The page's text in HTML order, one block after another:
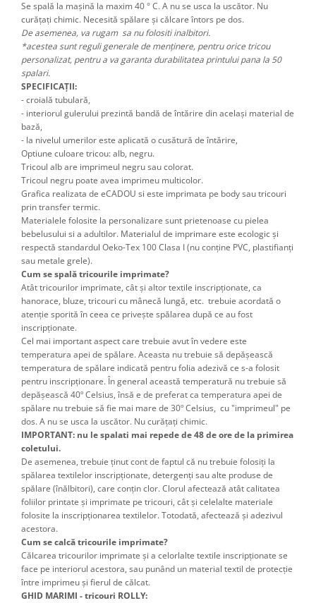
Se spală la mașină la maxim 40 ° C. A nu se usca la uscător. Nu
curățați chimic. Necesită spălare și călcare întors pe dos.
De asemenea, va rugam sa nu folositi inalbitori.
*acestea sunt reguli generale de menținere, pentru orice tricou
personalizat, pentru a va garanta durabilitatea printului pana la 50
spalari.
SPECIFICAȚII:
- croială tubulară,
- interiorul gulerului prezintă bandă de întărire din același material de
bază,
- la nivelul umerilor este aplicată o cusătură de întărire,
Optiune culoare tricou: alb, negru.
Tricoul alb are imprimeul negru sau colorat.
Tricoul negru poate avea imprimeu multicolor.
Grafica realizata de eCADOU si este imprimata pe body sau tricouri
prin transfer termic.
Materialele folosite la personalizare sunt prietenoase cu pielea
bebelusului si a adultilor. Materialul de imprimare este ecologic și
respectă standardul Oeko-Tex 100 Clasa I (nu conține PVC, plastifianți
sau metale grele).
Cum se spală tricourile imprimate?
Atât tricourilor imprimate, cât şi altor textile inscripţionate, ca
hanorace, bluze, tricouri cu mânecă lungă, etc. trebuie acordată o
atenţie sporită în ceea ce priveşte spălarea după ce au fost
inscripţionate.
Cel mai important aspect care trebuie avut în vedere este
temperatura apei de spălare. Aceasta nu trebuie să depăşească
temperatura de spălare indicată pentru folia adezivă ce s-a folosit
pentru inscripţionare. În general această temperatură nu trebuie să
depăşească 40º Celsius, însă e de preferat ca temperatura apei de
spălare nu trebuie să fie mai mare de 30º Celsius, cu "imprimeul" pe
dos. A nu se usca la uscător. Nu curățați chimic.
IMPORTANT: nu le spalati mai repede de 48 de ore de la primirea
coletului.
De asemenea, trebuie ţinut cont de faptul că nu trebuie folosiţi la
spălarea textilelor inscripţionate, detergenţi sau alte produse de
spălare (înălbitori), care conţin clor. Clorul afectează atât calitatea
foliilor printate şi imprimate pe tricouri, cât şi celelalte materiale
folosite la inscripţionarea textilelor. Totodată, afectează şi adezivul
acestora.
Cum se calcă tricourile imprimate?
Călcarea tricourilor imprimate şi a celorlalte textile inscripţionate se
face pe interiorul acestora, sau punând un material textil de protecţie
între imprimeu şi fierul de călcat.
GHID MARIMI - tricouri ROLLY: